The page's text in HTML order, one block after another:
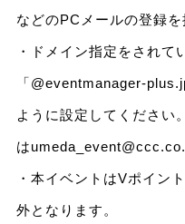
などのPCメールの登録を
・ドメイン指定をされて
「@eventmanager-
ように設定してください
は
・本イベントはVポイン
外となります。